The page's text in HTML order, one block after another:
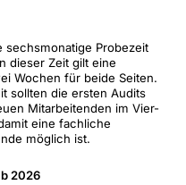
Probezeit
dieser Zeit gilt eine
Wochen für beide Seiten.
sollten die ersten Audits
Mitarbeitenden im Vier-
eine fachliche
möglich ist.
2026